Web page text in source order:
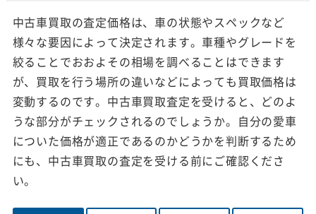
中古車買取の査定価格は、車の状態やスペックなど
様々な要因によって決定されます。車種やグレードを
絞ることでおおよその相場を調べることはできます
が、買取を行う場所の違いなどによっても買取価格は
変動するのです。中古車買取査定を受けると、どのよ
うな部分がチェックされるのでしょうか。自分の愛車
についた価格が適正であるのかどうかを判断するため
にも、中古車買取の査定を受ける前にご確認くださ
い。